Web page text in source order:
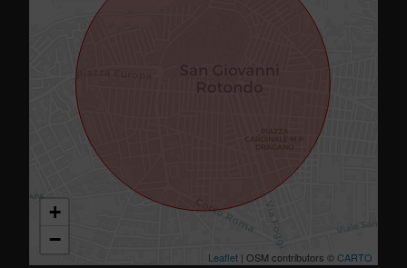
+
−
Leaflet| OSM contributors ©CARTO